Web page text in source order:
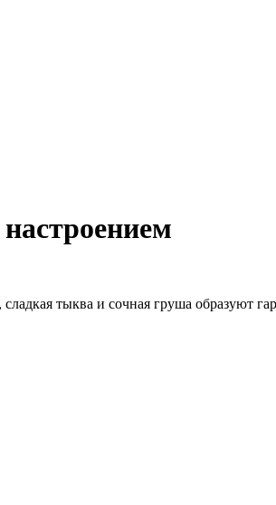
тыква и сочная груша образуют